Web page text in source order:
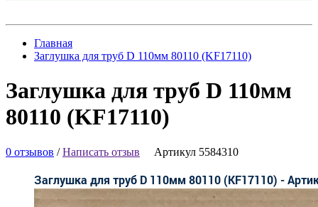
Главная
Заглушка для труб D 110мм 80110 (KF17110)
Заглушка для труб D 110мм
80110 (KF17110)
0 отзывов /Написать отзыв Артикул 5584310